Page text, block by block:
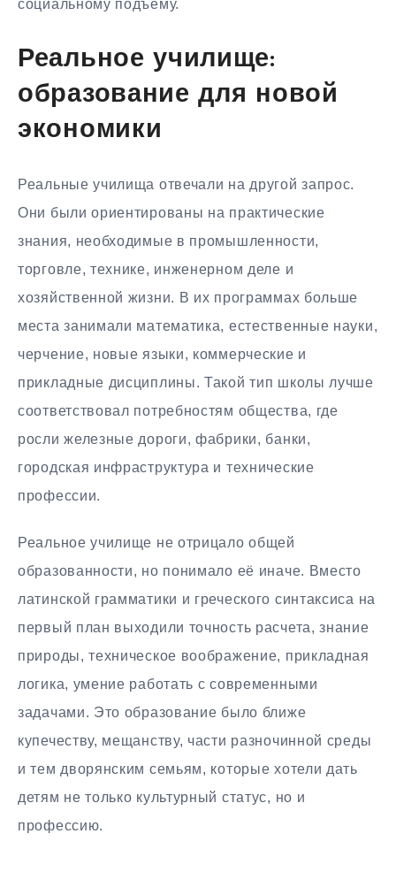
социальному подъему.
Реальное училище:
образование для новой
экономики
Реальные училища отвечали на другой запрос.
Они были ориентированы на практические
знания, необходимые в промышленности,
торговле, технике, инженерном деле и
хозяйственной жизни. В их программах больше
места занимали математика, естественные науки,
черчение, новые языки, коммерческие и
прикладные дисциплины. Такой тип школы лучше
соответствовал потребностям общества, где
росли железные дороги, фабрики, банки,
городская инфраструктура и технические
профессии.
Реальное училище не отрицало общей
образованности, но понимало её иначе. Вместо
латинской грамматики и греческого синтаксиса на
первый план выходили точность расчета, знание
природы, техническое воображение, прикладная
логика, умение работать с современными
задачами. Это образование было ближе
купечеству, мещанству, части разночинной среды
и тем дворянским семьям, которые хотели дать
детям не только культурный статус, но и
профессию.